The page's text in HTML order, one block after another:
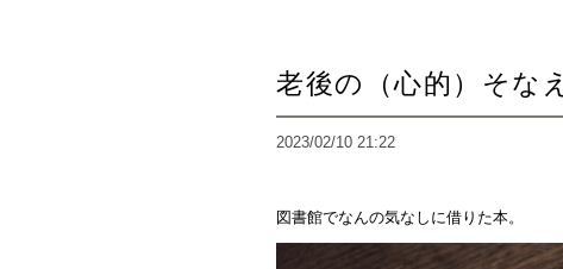
老後の（心的）そなえ
2023/02/10 21:22
図書館でなんの気なしに借りた本。